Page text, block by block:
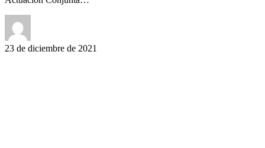
23 de diciembre de 2021